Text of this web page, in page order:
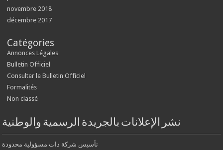
novembre 2018
décembre 2017
Catégories
Annonces Légales
Bulletin Officiel
Consulter le Bulletin Officiel
Formalités
Non classé
نشر الإعلانات بالجريدة الرسمية والوطنية
تأسيس شركة ذات مسؤولية محدودة